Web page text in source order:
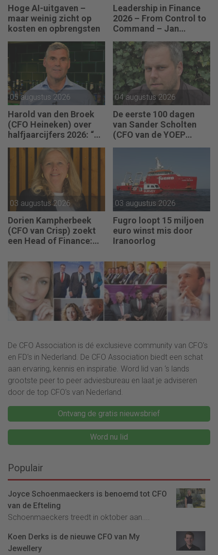
Hoge AI-uitgaven –
maar weinig zicht op
kosten en opbrengsten
Leadership in Finance
2026 – From Control to
Command – Jan
Hendrik van Gilst (CFO
van The Protein
Brewery): “Je moet
vaak met relatief weinig
data toch knopen
doorhakken.”
05 augustus 2026
Harold van den Broek
(CFO Heineken) over
halfjaarcijfers 2026: “De
vooruitgang is
zichtbaar.”
04 augustus 2026
De eerste 100 dagen
van Sander Scholten
(CFO van de YOEP
als mensen begrijpen
waarom keuzes nodig
zijn.”
03 augustus 2026
Dorien Kampherbeek
(CFO van Crisp) zoekt
een Head of Finance:
performance driven
worden.”
03 augustus 2026
Fugro loopt 15 miljoen
euro winst mis door
Iranoorlog
De CFO Association is dé exclusieve community van CFO's
en FD's in Nederland. De CFO Association biedt een schat
aan ervaring, kennis en inspiratie. Word lid van ‘s lands
grootste peer to peer adviesbureau en laat je adviseren
door de top CFO's van Nederland.
Ontvang de gratis nieuwsbrief
Word nu lid
Populair
Joyce Schoenmaeckers is benoemd tot CFO
van de Efteling
Schoenmaeckers treedt in oktober aan....
Koen Derks is de nieuwe CFO van My
Jewellery